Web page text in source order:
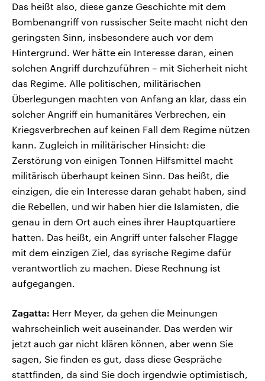
Das heißt also, diese ganze Geschichte mit dem
Bombenangriff von russischer Seite macht nicht den
geringsten Sinn, insbesondere auch vor dem
Hintergrund. Wer hätte ein Interesse daran, einen
solchen Angriff durchzuführen – mit Sicherheit nicht
das Regime. Alle politischen, militärischen
Überlegungen machten von Anfang an klar, dass ein
solcher Angriff ein humanitäres Verbrechen, ein
Kriegsverbrechen auf keinen Fall dem Regime nützen
kann. Zugleich in militärischer Hinsicht: die
Zerstörung von einigen Tonnen Hilfsmittel macht
militärisch überhaupt keinen Sinn. Das heißt, die
einzigen, die ein Interesse daran gehabt haben, sind
die Rebellen, und wir haben hier die Islamisten, die
genau in dem Ort auch eines ihrer Hauptquartiere
hatten. Das heißt, ein Angriff unter falscher Flagge
mit dem einzigen Ziel, das syrische Regime dafür
verantwortlich zu machen. Diese Rechnung ist
aufgegangen.
Zagatta: Herr Meyer, da gehen die Meinungen
wahrscheinlich weit auseinander. Das werden wir
jetzt auch gar nicht klären können, aber wenn Sie
sagen, Sie finden es gut, dass diese Gespräche
stattfinden, da sind Sie doch irgendwie optimistisch,